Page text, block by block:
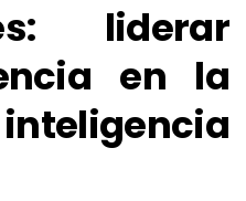
liderar
en la